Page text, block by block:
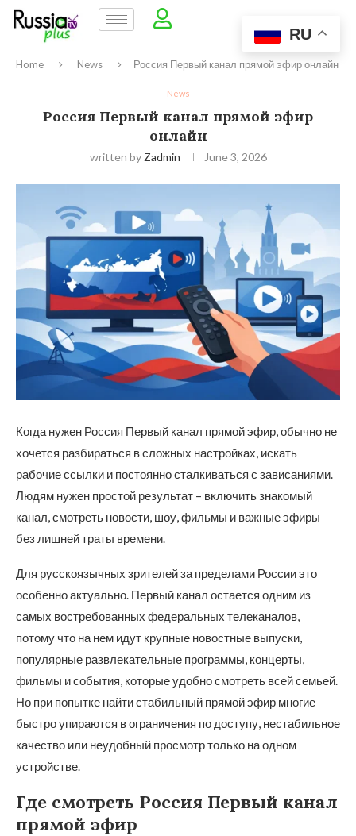
Home News Россия Первый канал прямой эфир онлайн
News
Россия Первый канал прямой эфир
онлайн
written by Zadmin June 3, 2026
Когда нужен Россия Первый канал прямой эфир, обычно не
хочется разбираться в сложных настройках, искать
рабочие ссылки и постоянно сталкиваться с зависаниями.
Людям нужен простой результат – включить знакомый
канал, смотреть новости, шоу, фильмы и важные эфиры
без лишней траты времени.
Для русскоязычных зрителей за пределами России это
особенно актуально. Первый канал остается одним из
самых востребованных федеральных телеканалов,
потому что на нем идут крупные новостные выпуски,
популярные развлекательные программы, концерты,
фильмы и события, которые удобно смотреть всей семьей.
Но при попытке найти стабильный прямой эфир многие
быстро упираются в ограничения по доступу, нестабильное
качество или неудобный просмотр только на одном
устройстве.
Где смотреть Россия Первый канал
прямой эфир
RU